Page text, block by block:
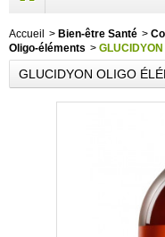
Accueil > Bien-être Santé >
Oligo-éléments >
GLUCIDYON OLIGO